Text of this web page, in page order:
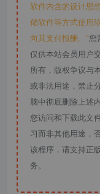
软件内含的设计思
储软件等方式使用
向其支付报酬。”您
仅供本站会员用户
所有，版权争议与
或非法用途，禁止
脑中彻底删除上述
您访问和下载此文
习而非其他用途，
该程序，请支持正
务。